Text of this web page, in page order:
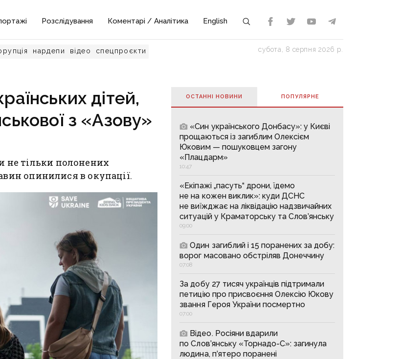
Розслідування Коментарі / Аналітика English
нардепи відео спецпроєкти субота, 8 серпня 2026 р.
дітей,
з «Азову»
не тільки полонених
опинилися в окупації.
ОСТАННІ НОВИНИ ПОПУЛЯРНE
«Син українського Донбасу»: у Києві
прощаються із загиблим Олексієм
Юковим — пошуковцем загону
«Плацдарм»
10:47
«Екіпажі „пасуть“ дрони, їдемо
не на кожен виклик»: куди ДСНС
не виїжджає на ліквідацію надзвичайних
ситуацій у Краматорську та Слов’янську
09:00
Один загиблий і 15 поранених за добу:
ворог масовано обстріляв Донеччину
07:08
За добу 27 тисяч українців підтримали
петицію про присвоєння Олексію Юкову
звання Героя України посмертно
07:00
Відео. Росіяни вдарили
по Слов’янську «Торнадо-С»: загинула
людина, п’ятеро поранені